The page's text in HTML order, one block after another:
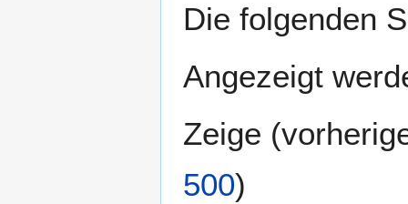
Die folgenden
Angezeigt
Zeige (
500)